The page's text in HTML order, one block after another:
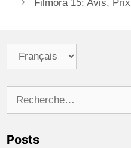
Filmora 15: Avis,
Choisir
Posts